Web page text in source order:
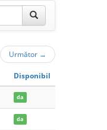
Următor →
Disponibil
da
da